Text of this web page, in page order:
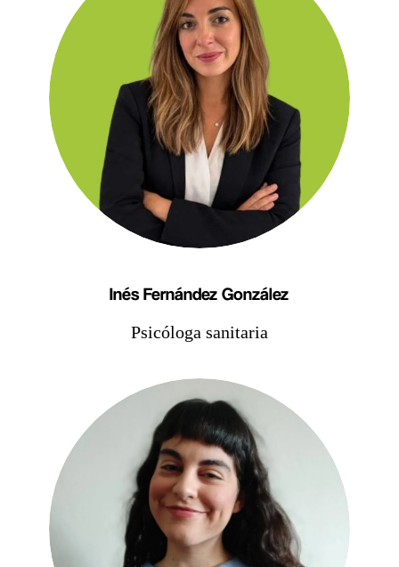
Inés Fernández González
Psicóloga sanitaria